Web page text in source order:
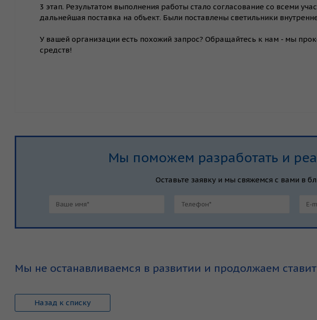
3 этап. Результатом выполнения работы стало согласование со всеми
дальнейшая поставка на объект. Были поставлены светильники
У вашей организации есть похожий запрос? Обращайтесь к нам - мы
средств!
Мы поможем разработать и
Оставьте заявку и мы свяжемся с вами в
Мы не останавливаемся в развитии и продолжаем
Назад к списку